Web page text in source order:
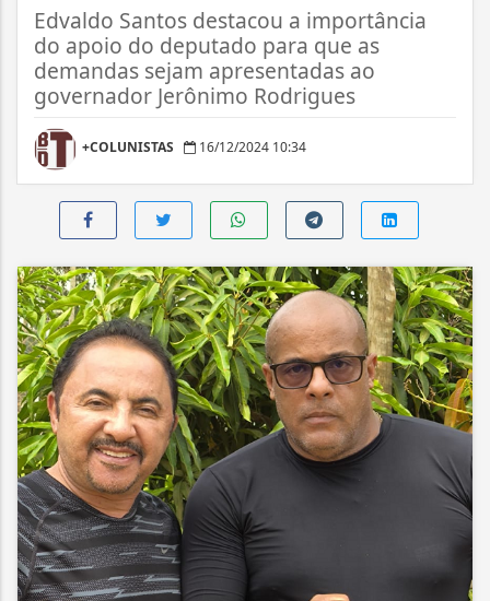
Edvaldo Santos destacou a importância
do apoio do deputado para que as
demandas sejam apresentadas ao
governador Jerônimo Rodrigues
+COLUNISTAS 16/12/2024 10:34